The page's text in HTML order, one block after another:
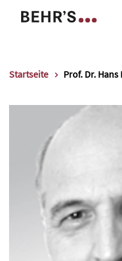
Startseite Prof. Dr. Hans